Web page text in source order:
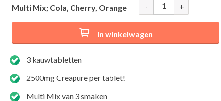
Multi Mix; Cola, Cherry, Orange - +
In winkelwagen
3 kauwtabletten
2500mg Creapure per tablet!
Multi Mix van 3 smaken